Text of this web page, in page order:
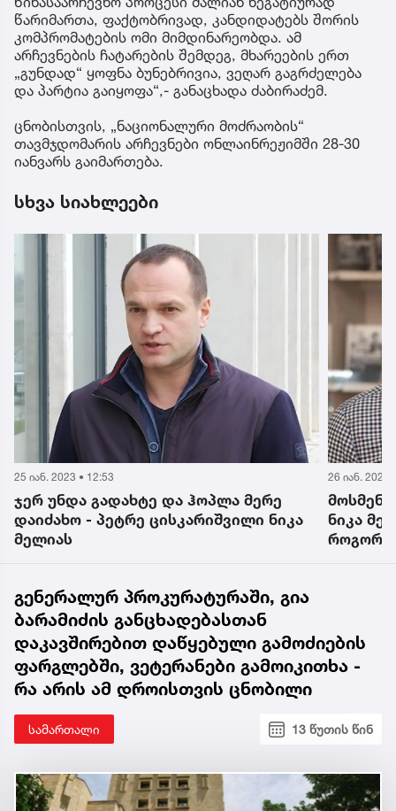
წარიმართა, ფაქტობრივად, კანდიდატებს შორის
კომპრომატების ომი მიმდინარეობდა. ამ
არჩევნების ჩატარების შემდეგ, მხარეების ერთ
„გუნდად“ ყოფნა ბუნებრივია, ვეღარ გაგრძელება
და პარტია გაიყოფა“,- განაცხადა ძაბირაძემ.
ცნობისთვის, „ნაციონალური მოძრაობის“
თავმჯდომარის არჩევნები ონლაინრეჟიმში 28-30
იანვარს გაიმართება.
სხვა სიახლეები
26 იან. 2023 • 10:16
მოსმენილი თუ გაქვთ 14 ოქტომბერს
ნიკა მელიას გამოსვლა, ნახავთ,
როგორი გადამგდები და მატყუარაა -
24 იან. 2023
მელიას
გენერალურ პროკურატურაში, გია
ბარამიძის განცხადებასთან
დაკავშირებით დაწყებული გამოძიების
ფარგლებში, ვეტერანები გამოიკითხა -
რა არის ამ დროისთვის ცნობილი
სამართალი 13 წუთის წინ